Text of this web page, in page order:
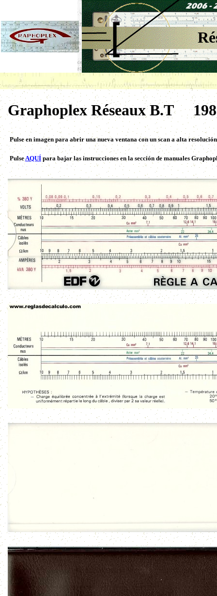
Graphoplex Réseaux B.T
Pulse en imagen para abrir una nueva ventana con un scan a alta
PulseAQUÍ para bajar las instrucciones en la sección de manuales